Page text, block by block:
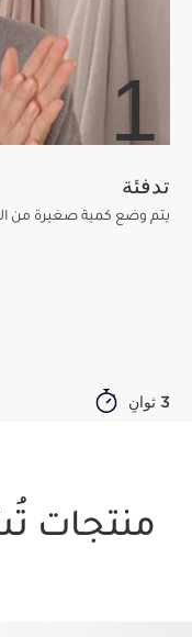
1
تدفئة
يتم وضع كمية صغيرة من
3 ثوانٍ
منتجات